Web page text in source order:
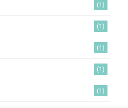
(1)
(1)
(1)
(1)
(1)